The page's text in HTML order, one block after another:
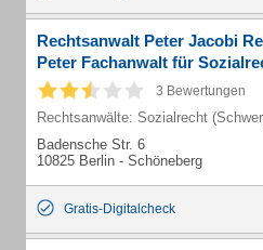
Rechtsanwalt Peter Jacobi
Peter Fachanwalt für
3 Bewertungen
Rechtsanwälte: Sozialrecht
Badensche Str. 6
10825 Berlin - Schöneberg
Gratis-Digitalcheck